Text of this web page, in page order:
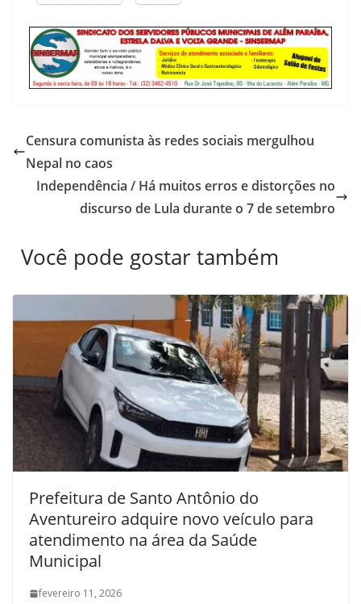
Censura comunista às redes sociais mergulhou
Nepal no caos
Independência / Há muitos erros e distorções no
discurso de Lula durante o 7 de setembro
Você pode gostar também
Prefeitura de Santo Antônio do
Aventureiro adquire novo veículo para
atendimento na área da Saúde
Municipal
fevereiro 11, 2026